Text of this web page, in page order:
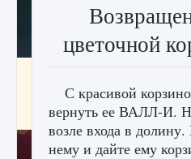
Hawk Ops
9 августа 2024 1
цветочной
С красивой
вернуть ее ВАЛЛ-И.
возле входа в
нему и дайте ему